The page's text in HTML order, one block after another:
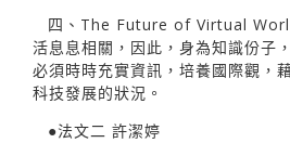
四、The Future of Virtual
活息息相關，因此，身為知識份子
必須時時充實資訊，培養國際觀，
科技發展的狀況。
●法文二 許潔婷